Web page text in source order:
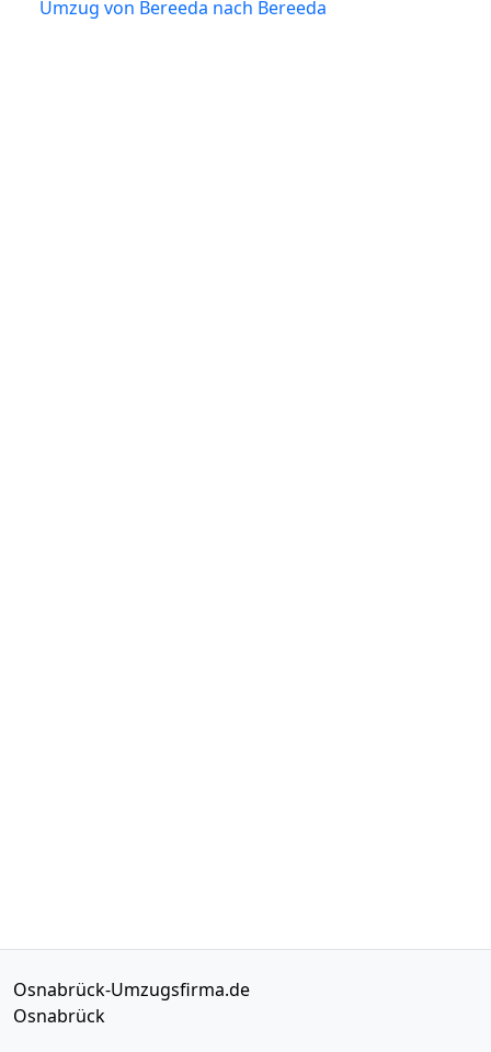
Umzug von Bereeda nach Bereeda
Osnabrück-Umzugsfirma.de
Osnabrück